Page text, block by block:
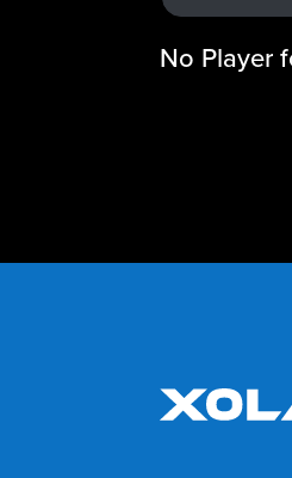
No Player